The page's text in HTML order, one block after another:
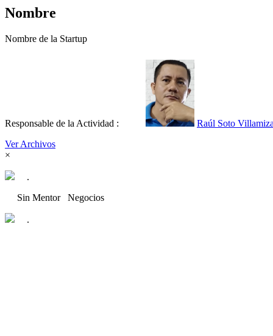
Nombre
Nombre de la Startup
Responsable de la Actividad :
Raúl Soto
Ver Archivos
×
.
Sin Mentor Negocios
.